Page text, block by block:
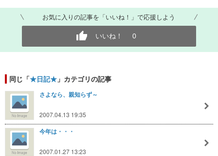
お気に入りの記事を「いいね！」で応援しよう
いいね！ 0
同じ「★日記★ 」カテゴリの記事
さよなら、親知らず～
2007.04.13 19:35
今年は・・・
2007.01.27 13:23